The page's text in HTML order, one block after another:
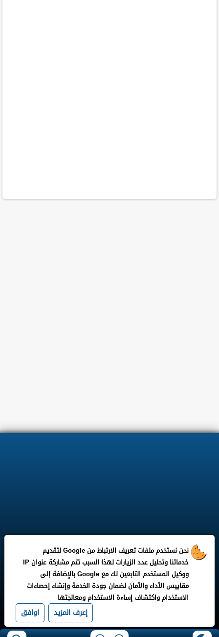
بوابة مدونة وظيفتى
نحن نستخدم ملفات تعريف الارتباط من Google لتقديم
خدماتنا وتحليل عدد الزيارات لهذا السبب تتم مشاركة عنوان IP
ووكيل المستخدم التابعين لك مع Google بالإضافة إلى
مقاييس الأداء والأمان لضمان جودة الخدمة وإنشاء إحصاءات
الاستخدام واكتشاف إساءة الاستخدام ومعالجتها
إعرف المزيد اوافق